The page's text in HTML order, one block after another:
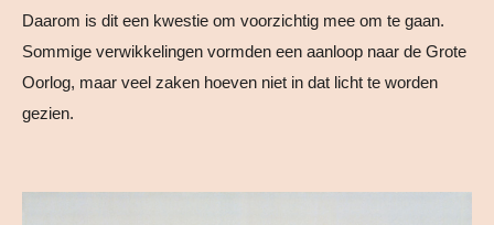
Daarom is dit een kwestie om voorzichtig mee om te gaan.
Sommige verwikkelingen vormden een aanloop naar de Grote
Oorlog, maar veel zaken hoeven niet in dat licht te worden
gezien.